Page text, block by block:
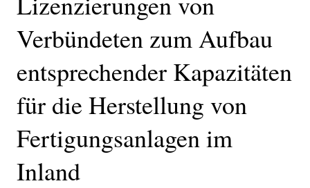
Verbündeten zum Aufbau
entsprechender Kapazitäten
für die Herstellung von
Fertigungsanlagen im
Inland